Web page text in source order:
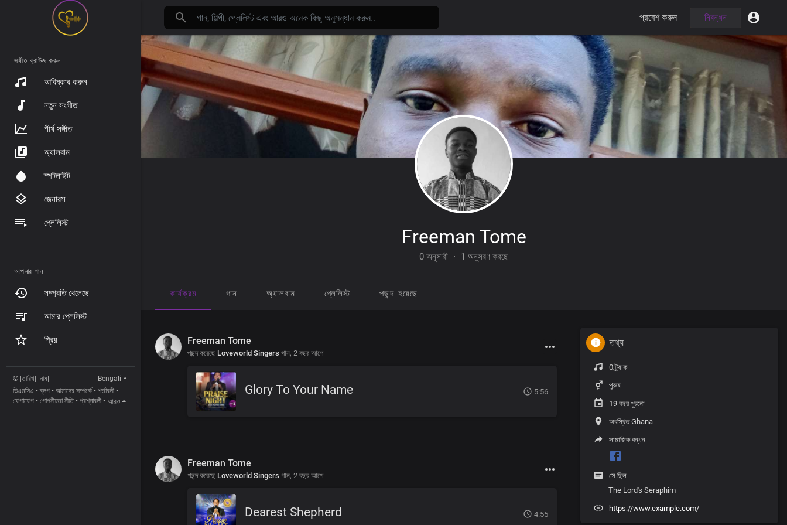
সঙ্গীত ব্রাউজ করুন
আবিষ্কার করুন
নতুন সংগীত
শীর্ষ সঙ্গীত
অ্যালবাম
স্পটলাইট
জেনারস
প্লেলিস্ট
আপনার গান
সম্প্রতি খেলেছে
আমার প্লেলিস্ট
প্রিয়
© |তারিখ| |নাম|
Bengali
ডিএমসিএ •ব্লগ • আমাদের সম্পর্কে • শর্তাবলী •
যোগাযোগ • গোপনীয়তা নীতি • প্রশ্নাবলী • আরও
প্রবেশ করুন নিবন্ধন
Freeman Tome
0 অনুসারী · 1 অনুসরণ করছে
কার্যক্রম গান অ্যালবাম প্লেলিস্ট পছন্দ হয়েছে
Freeman Tome
পছন্দ করেছে Loveworld Singers গান, 2 বছর আগে
Glory To Your Name 5:56
Freeman Tome
পছন্দ করেছে Loveworld Singers গান, 2 বছর আগে
Dearest Shepherd 4:55
তথ্য
0 ট্র্যাক
পুরুষ
19 বছর পুরনো
অবস্থিত Ghana
সামাজিক বন্ধন
সে ছিল
The Lord's Seraphim
https://www.example.com/